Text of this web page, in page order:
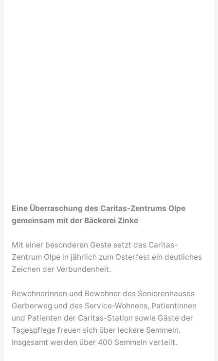
Eine Überraschung des Caritas-Zentrums Olpe
gemeinsam mit der Bäckerei Zinke
Mit einer besonderen Geste setzt das Caritas-
Zentrum Olpe in jährlich zum Osterfest ein deutliches
Zeichen der Verbundenheit.
Bewohnerinnen und Bewohner des Seniorenhauses
Gerberweg und des Service-Wohnens, Patientinnen
und Patienten der Caritas-Station sowie Gäste der
Tagespflege freuen sich über leckere Semmeln.
Insgesamt werden über 400 Semmeln verteilt.